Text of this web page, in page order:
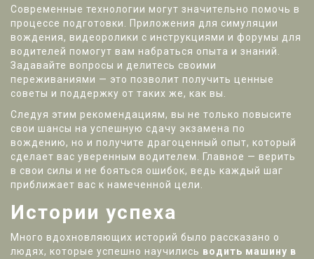
Современные технологии могут значительно помочь в
процессе подготовки. Приложения для симуляции
вождения, видеоролики с инструкциями и форумы для
водителей помогут вам набраться опыта и знаний.
Задавайте вопросы и делитесь своими
переживаниями — это позволит получить ценные
советы и поддержку от таких же, как вы.
Следуя этим рекомендациям, вы не только повысите
свои шансы на успешную сдачу экзамена по
вождению, но и получите драгоценный опыт, который
сделает вас уверенным водителем. Главное — верить
в свои силы и не бояться ошибок, ведь каждый шаг
приближает вас к намеченной цели.
Истории успеха
Много вдохновляющих историй было рассказано о
людях, которые успешно научились водить машину в